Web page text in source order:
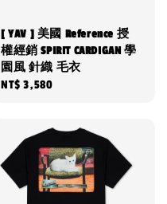
[ YAV ] 美國 Reference 授
權經銷 SPIRIT CARDIGAN 學
園風 針織 毛衣
Regular
NT$ 3,580